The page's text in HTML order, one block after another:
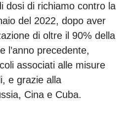
dosi di richiamo contro la
del 2022, dopo aver
di oltre il 90% della
l’anno precedente,
associati alle misure
e grazie alla
Cina e Cuba.